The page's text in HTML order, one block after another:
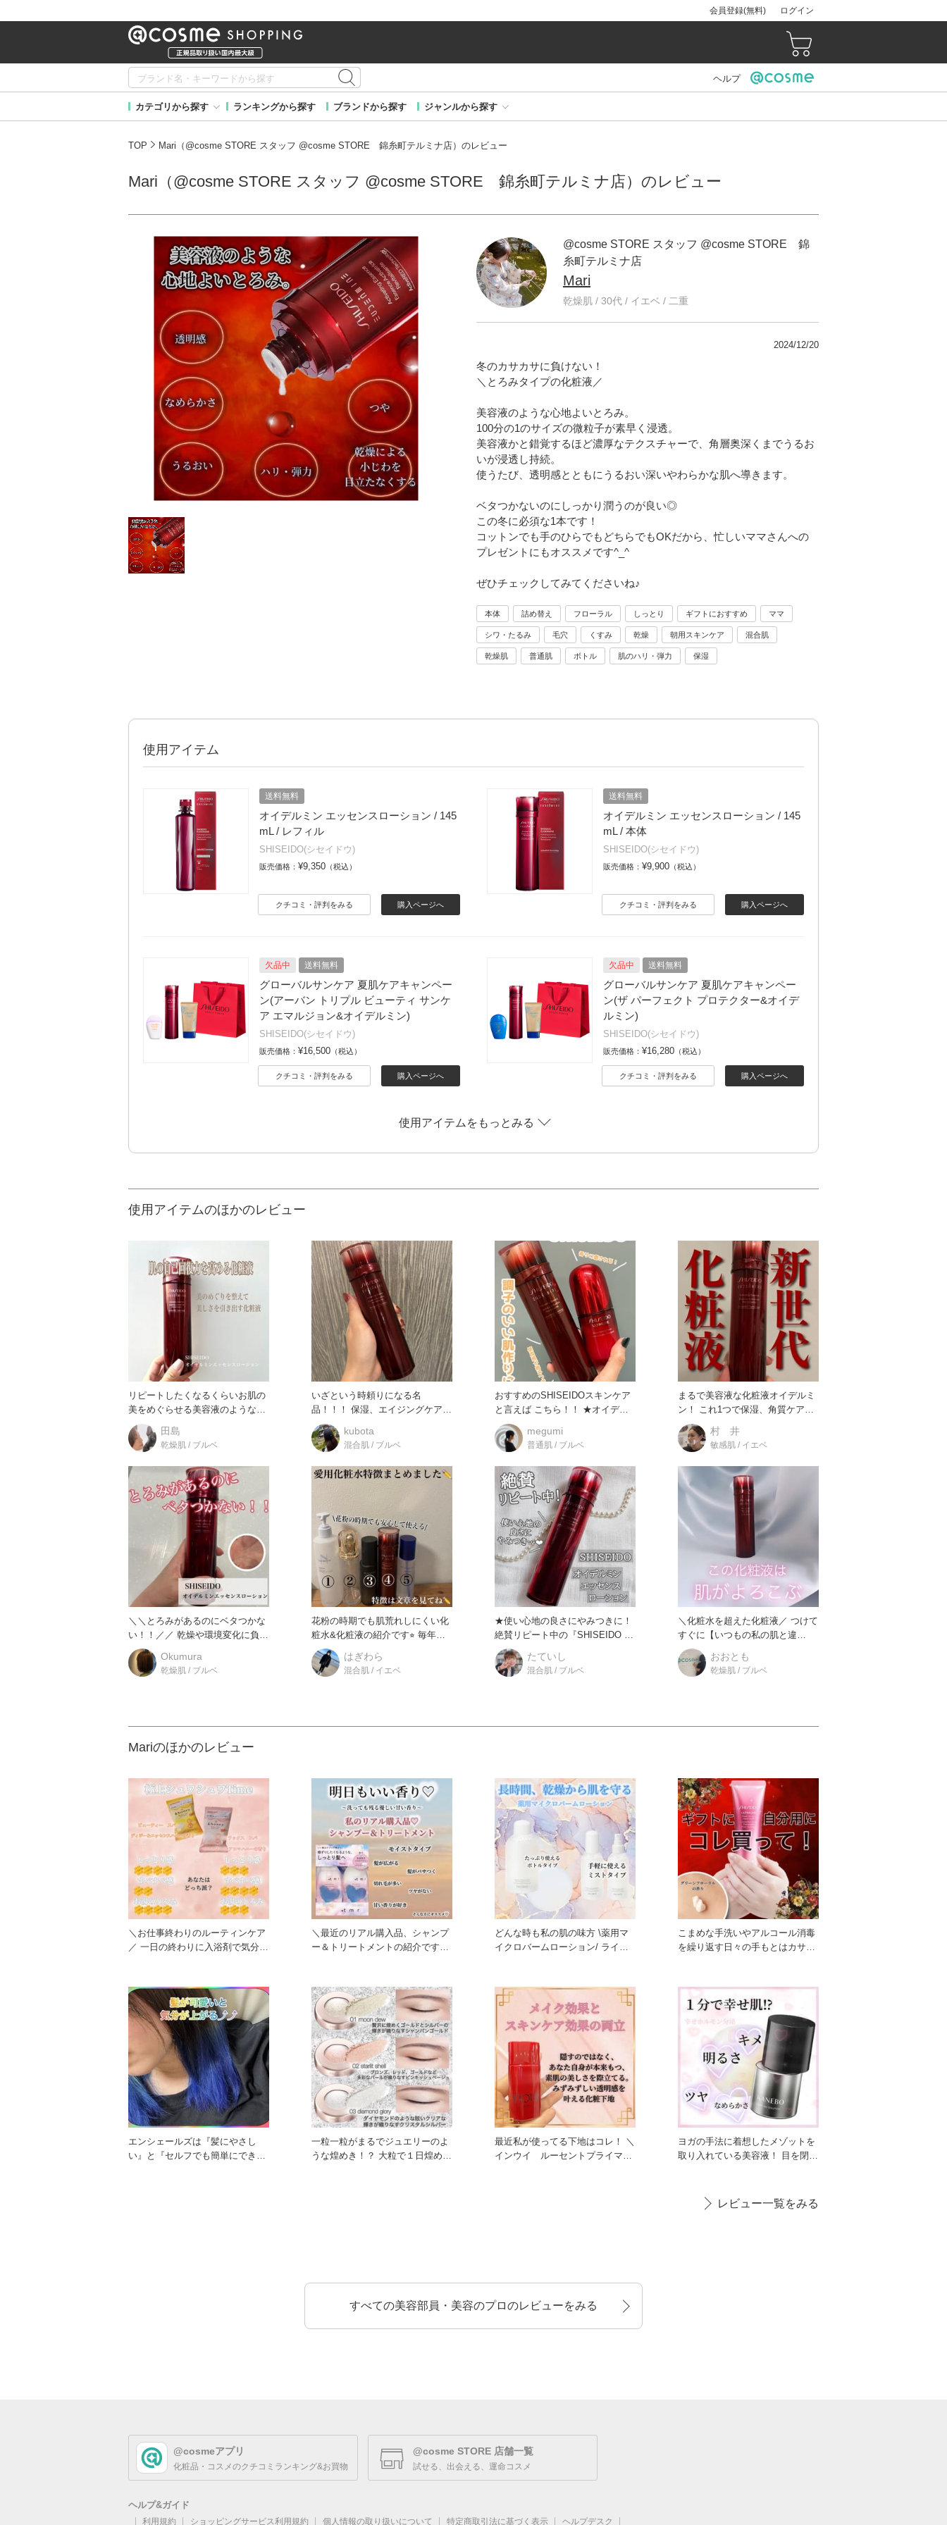
会員登録(無料) ログイン
ヘルプ
カテゴリから探す ランキングから探す ブランドから探す ジャンルから探す
TOP Mari（@cosme STORE スタッフ @cosme STORE 錦糸町テルミナ店）のレビュー
Mari（@cosme STORE スタッフ @cosme STORE 錦糸町テルミナ店）のレビュー
@cosme STORE スタッフ @cosme STORE 錦
糸町テルミナ店
Mari
乾燥肌 / 30代 / イエベ / 二重
2024/12/20
冬のカサカサに負けない！
＼とろみタイプの化粧液／
美容液のような心地よいとろみ。
100分の1のサイズの微粒子が素早く浸透。
美容液かと錯覚するほど濃厚なテクスチャーで、角層奥深くまでうるお
いが浸透し持続。
使うたび、透明感とともにうるおい深いやわらかな肌へ導きます。
ベタつかないのにしっかり潤うのが良い◎
この冬に必須な1本です！
コットンでも手のひらでもどちらでもOKだから、忙しいママさんへの
プレゼントにもオススメです^_^
ぜひチェックしてみてくださいね♪
本体 詰め替え フローラル しっとり ギフトにおすすめ ママ
シワ・たるみ 毛穴 くすみ 乾燥 朝用スキンケア 混合肌
乾燥肌 普通肌 ボトル 肌のハリ・弾力 保湿
使用アイテム
送料無料
オイデルミン エッセンスローション / 145
mL / レフィル
SHISEIDO(シセイドウ)
販売価格： ¥9,350 （税込）
購入ページへ
クチコミ・評判をみる
送料無料
オイデルミン エッセンスローション / 145
mL / 本体
SHISEIDO(シセイドウ)
販売価格： ¥9,900 （税込）
購入ページへ
クチコミ・評判をみる
欠品中 送料無料
グローバルサンケア 夏肌ケアキャンペー
ン(アーバン トリプル ビューティ サンケ
ア エマルジョン&オイデルミン)
SHISEIDO(シセイドウ)
販売価格： ¥16,500 （税込）
購入ページへ
クチコミ・評判をみる
欠品中 送料無料
グローバルサンケア 夏肌ケアキャンペー
ン(ザ パーフェクト プロテクター&オイデ
ルミン)
SHISEIDO(シセイドウ)
販売価格： ¥16,280 （税込）
購入ページへ
クチコミ・評判をみる
使用アイテムをもっとみる
使用アイテムのほかのレビュー
リピートしたくなるくらいお肌の
美をめぐらせる美容液のような化
粧液 『オイデルミンエッセンス
田島
乾燥肌 / ブルベ
いざという時頼りになる名
品！！！ 保湿、エイジングケア
*1、潤いによる透明感アップな
ど…
kubota
混合肌 / ブルベ
おすすめのSHISEIDOスキンケア
と言えば こちら！！ ★オイデル
ミン エッセンスロー
megumi
普通肌 / ブルベ
まるで美容液な化粧液オイデルミ
ン！ これ1つで保湿、角質ケアも
できる高機能なアイテム。
村 井
敏感肌 / イエベ
＼＼とろみがあるのにベタつかな
い！！／／ 乾燥や環境変化に負け
ない美肌サイクルを作る化粧
Okumura
乾燥肌 / ブルベ
花粉の時期でも肌荒れしにくい化
粧水&化粧液の紹介です⭐︎ 毎年こ
の時期はニキビ、肌荒れ、
はぎわら
混合肌 / イエベ
★使い心地の良さにやみつきに！
絶賛リピート中の『SHISEIDO オ
イデルミン エッセンス
たていし
混合肌 / ブルベ
＼化粧水を超えた化粧液／ つけて
すぐに【いつもの私の肌と違
う？！】と感じた化粧水を超えた
おおとも
乾燥肌 / ブルベ
Mariのほかのレビュー
＼お仕事終わりのルーティンケア
／ 一日の終わりに入浴剤で気分を
＼最近のリアル購入品、シャンプ
ー＆トリートメントの紹介です／
どんな時も私の肌の味方 \薬用マ
イクロバームローション/ ライフ
こまめな手洗いやアルコール消毒
を繰り返す日々の手もとはカサカ
エンシェールズは『髪にやさし
い』と『セルフでも簡単にでき
一粒一粒がまるでジュエリーのよ
うな煌めき！？ 大粒で１日煌めく
最近私が使ってる下地はコレ！ ＼
インウイ ルーセントプライマー
ヨガの手法に着想したメゾットを
取り入れている美容液！ 目を閉じ
レビュー一覧をみる
すべての美容部員・美容のプロのレビューをみる
@cosmeアプリ
化粧品・コスメのクチコミランキング&お買物
@cosme STORE 店舗一覧
試せる、出会える、運命コスメ
ヘルプ&ガイド
利用規約 ショッピングサービス利用規約 個人情報の取り扱いについて 特定商取引法に基づく表示 ヘルプデスク